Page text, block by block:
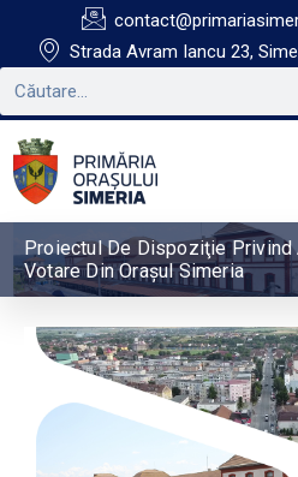
Strada Avram Iancu 23,
Proiectul De Dispoziţie
Votare Din Oraşul Simeria